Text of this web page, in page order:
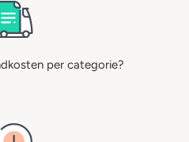
per categorie?